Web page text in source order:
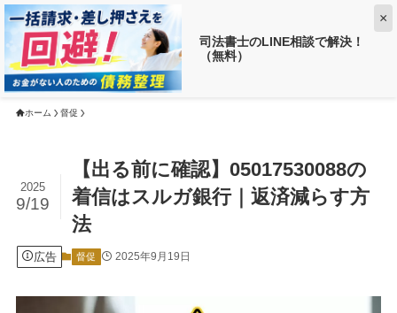
司法書士のLINE相談で解決！
（無料）
×
【返済がお得に!?】 借金がいくら減るか調べる ➡
ホーム 督促
【出る前に確認】05017530088の
着信はスルガ銀行｜返済減らす方
法
2025
9/19
広告 督促 2025年9月19日